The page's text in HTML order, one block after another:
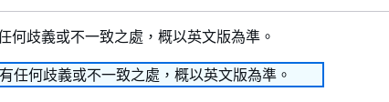
何歧義或不一致之處，概以英文版為準。
任何歧義或不一致之處，概以英文版為準。